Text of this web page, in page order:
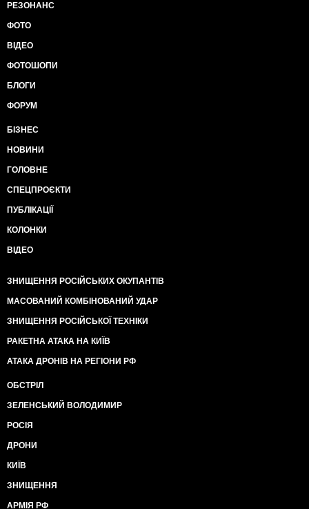
РЕЗОНАНС
ФОТО
ВІДЕО
ФОТОШОПИ
БЛОГИ
ФОРУМ
БІЗНЕС
НОВИНИ
ГОЛОВНЕ
СПЕЦПРОЄКТИ
ПУБЛІКАЦІЇ
КОЛОНКИ
ВІДЕО
ЗНИЩЕННЯ РОСІЙСЬКИХ ОКУПАНТІВ
МАСОВАНИЙ КОМБІНОВАНИЙ УДАР
ЗНИЩЕННЯ РОСІЙСЬКОЇ ТЕХНІКИ
РАКЕТНА АТАКА НА КИЇВ
АТАКА ДРОНІВ НА РЕГІОНИ РФ
ОБСТРІЛ
ЗЕЛЕНСЬКИЙ ВОЛОДИМИР
РОСІЯ
ДРОНИ
КИЇВ
ЗНИЩЕННЯ
АРМІЯ РФ